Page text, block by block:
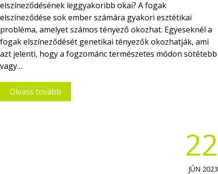
elszíneződésének leggyakoribb okai? A fogak
elszíneződése sok ember számára gyakori esztétikai
probléma, amelyet számos tényező okozhat. Egyeseknél a
fogak elszíneződését genetikai tényezők okozhatják, ami
azt jelenti, hogy a fogzománc természetes módon sötétebb
vagy…
Olvass tovább
22
JÚN 2023